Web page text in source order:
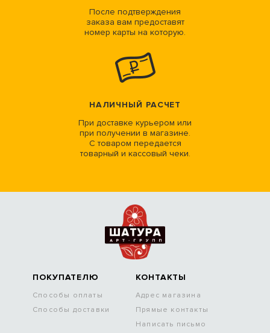
После подтверждения
заказа вам предоставят
номер карты на которую.
НАЛИЧНЫЙ РАСЧЕТ
При доставке курьером или
при получении в магазине.
С товаром передается
товарный и кассовый чеки.
ПОКУПАТЕЛЮ
Способы оплаты
Способы доставки
КОНТАКТЫ
Адрес магазина
Прямые контакты
Написать письмо